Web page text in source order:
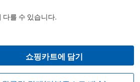
다를 수 있습니다.
쇼핑카트에 담기